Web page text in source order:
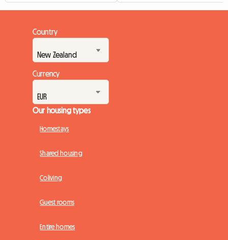
Country
Currency
Our housing types
Homestays
Shared housing
Coliving
Guest rooms
Entire homes